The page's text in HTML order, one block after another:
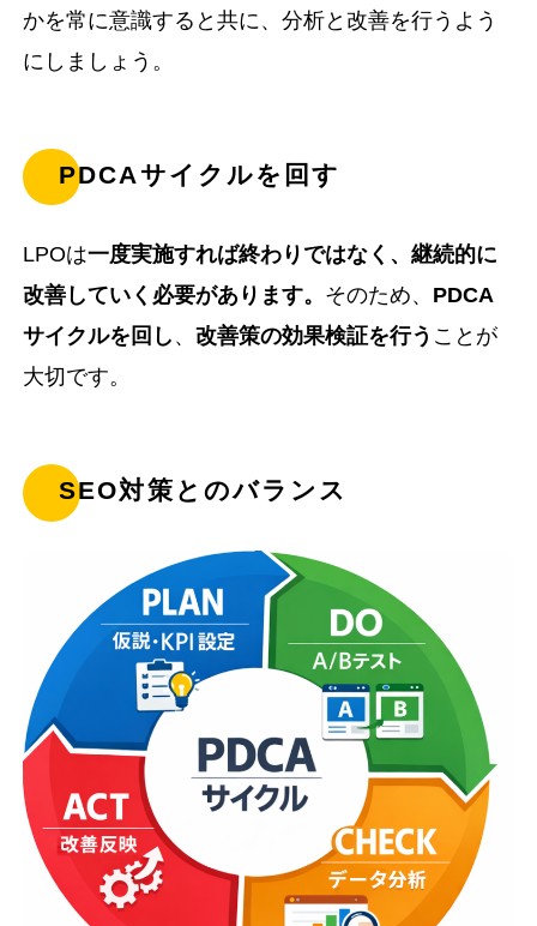
かを常に意識すると共に、分析と改善を行うよう
にしましょう。
PDCAサイクルを回す
LPOは一度実施すれば終わりではなく、継続的に
改善していく必要があります。 そのため、 PDCA
サイクルを回し 、改善策の効果検証を行う ことが
大切です。
SEO対策とのバランス